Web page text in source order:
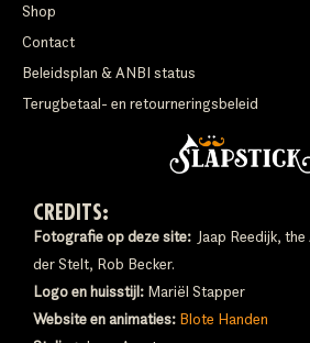
Shop
Contact
Beleidsplan & ANBI status
Terugbetaal- en retourneringsbeleid
CREDITS:
Fotografie op deze site: Jaap Reedijk,
der Stelt, Rob Becker.
Logo en huisstijl: Mariël Stapper
Website en animaties: Blote Handen